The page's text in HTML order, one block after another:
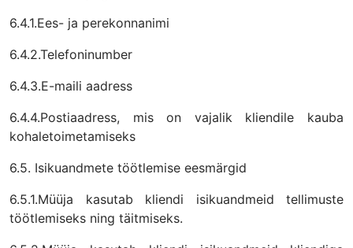
6.4.1.Ees- ja perekonnanimi
6.4.2.Telefoninumber
6.4.3.E-maili aadress
6.4.4.Postiaadress, mis on vajalik kliendile kauba
kohaletoimetamiseks
6.5. Isikuandmete töötlemise eesmärgid
6.5.1.Müüja kasutab kliendi isikuandmeid tellimuste
töötlemiseks ning täitmiseks.